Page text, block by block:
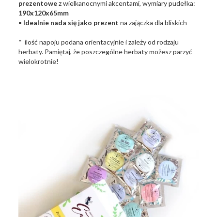
prezentowez wielkanocnymi akcentami, wymiary pudełka:
190x120x65mm
• Idealnie nada się jako prezent na zajączka dla bliskich
* ilość napoju podana orientacyjnie i zależy od rodzaju
herbaty. Pamiętaj, że poszczególne herbaty możesz parzyć
wielokrotnie!